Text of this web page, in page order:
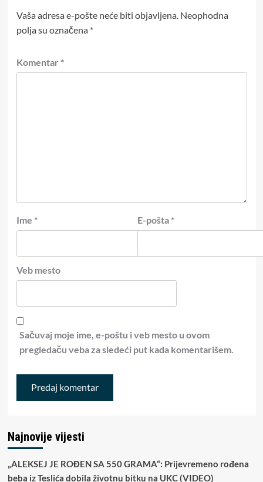
Vaša adresa e-pošte neće biti objavljena. Neophodna
polja su označena *
Komentar *
Ime * E-pošta *
Veb mesto
Sačuvaj moje ime, e-poštu i veb mesto u ovom
pregledaču veba za sledeći put kada komentarišem.
Najnovije vijesti
„ALEKSEJ JE ROĐEN SA 550 GRAMA“: Prijevremeno rođena
beba iz Teslića dobila životnu bitku na UKC (VIDEO)